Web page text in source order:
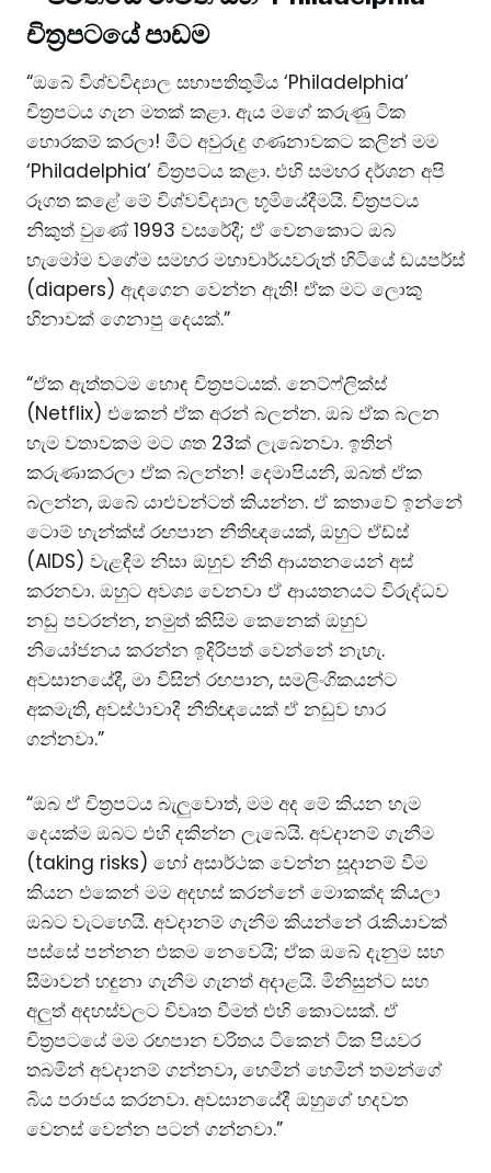
චිත්‍රපටයේ පාඩම
“ඔබේ විශ්වවිද්‍යාල සභාපතිතුමිය ‘Philadelphia’
චිත්‍රපටය ගැන මතක් කළා. ඇය මගේ කරුණු ටික
හොරකම් කරලා! මීට අවුරුදු ගණනාවකට කලින් මම
‘Philadelphia’ චිත්‍රපටය කළා. එහි සමහර දර්ශන අපි
රූගත කළේ මේ විශ්වවිද්‍යාල භූමියේදීමයි. චිත්‍රපටය
නිකුත් වුණේ 1993 වසරේදී; ඒ වෙනකොට ඔබ
හැමෝම වගේම සමහර මහාචාර්යවරුත් හිටියේ ඩයපර්ස්
(diapers) ඇඳගෙන වෙන්න ඇති! ඒක මට ලොකු
හිනාවක් ගෙනාපු දෙයක්.”
“ඒක ඇත්තටම හොඳ චිත්‍රපටයක්. නෙට්ෆ්ලික්ස්
(Netflix) එකෙන් ඒක අරන් බලන්න. ඔබ ඒක බලන
හැම වතාවකම මට ශත 23ක් ලැබෙනවා. ඉතින්
කරුණාකරලා ඒක බලන්න! දෙමාපියනි, ඔබත් ඒක
බලන්න, ඔබේ යාළුවන්ටත් කියන්න. ඒ කතාවේ ඉන්නේ
ටොම් හැන්ක්ස් රඟපාන නීතිඥයෙක්, ඔහුට ඒඩ්ස්
(AIDS) වැළඳීම නිසා ඔහුව නීති ආයතනයෙන් අස්
කරනවා. ඔහුට අවශ්‍ය වෙනවා ඒ ආයතනයට විරුද්ධව
නඩු පවරන්න, නමුත් කිසිම කෙනෙක් ඔහුව
නියෝජනය කරන්න ඉදිරිපත් වෙන්නේ නැහැ.
අවසානයේදී, මා විසින් රඟපාන, සමලිංගිකයන්ට
අකමැති, අවස්ථාවාදී නීතිඥයෙක් ඒ නඩුව භාර
ගන්නවා.”
“ඔබ ඒ චිත්‍රපටය බැලුවොත්, මම අද මේ කියන හැම
දෙයක්ම ඔබට එහි දකින්න ලැබෙයි. අවදානම් ගැනීම
(taking risks) හෝ අසාර්ථක වෙන්න සූදානම් වීම
කියන එකෙන් මම අදහස් කරන්නේ මොකක්ද කියලා
ඔබට වැටහෙයි. අවදානම් ගැනීම කියන්නේ රැකියාවක්
පස්සේ පන්නන එකම නෙවෙයි; ඒක ඔබේ දැනුම සහ
සීමාවන් හඳුනා ගැනීම ගැනත් අදාළයි. මිනිසුන්ට සහ
අලුත් අදහස්වලට විවෘත වීමත් එහි කොටසක්. ඒ
චිත්‍රපටයේ මම රඟපාන චරිතය ටිකෙන් ටික පියවර
තබමින් අවදානම් ගන්නවා, හෙමින් හෙමින් තමන්ගේ
බිය පරාජය කරනවා. අවසානයේදී ඔහුගේ හදවත
වෙනස් වෙන්න පටන් ගන්නවා.”